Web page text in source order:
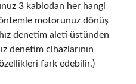
3 kablodan her hangi
motorunuz dönüş
denetim aleti üstünden
denetim cihazlarının
fark edebilir.)